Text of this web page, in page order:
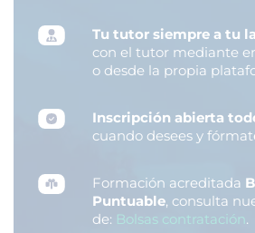
Tu tutor siempre a tu
con el tutor mediante
o desde la propia
Inscripción abierta
cuando desees y
Formación acreditada
Puntuable, consulta
de: Bolsas contratación.